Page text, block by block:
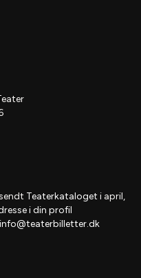
Teaterkataloget i april,
i din profil
info@teaterbilletter.dk